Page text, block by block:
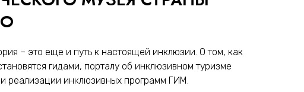
– это еще и путь к настоящей инклюзии. О том, как
гидами, порталу об инклюзивном туризме
реализации инклюзивных программ ГИМ.